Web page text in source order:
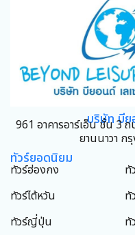
บริษัท บีย
961 อาคารอาร์เอ็น ชั้น 3
ยานนาวา ก
ทัวร์ยอดนิยม
ทัวร์ฮ่องกง
ทัวร์ไต้หวัน
ทัวร์ญี่ปุ่น
ทั
ทั
ทั